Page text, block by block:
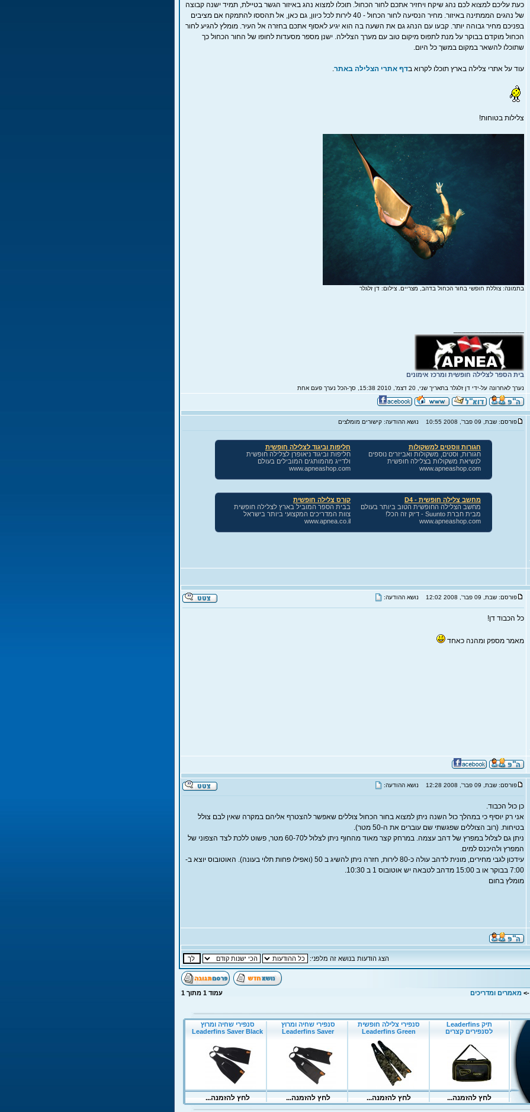
כעת עליכם למצוא לכם נהג שיקח ויחזיר אתכם לחור הכחול. תוכלו למצוא נהג באיזור הגשר בטיילת, תמיד ישנה קבוצה
של נהגים הממתינה באיזור. מחיר הנסיעה לחור הכחול - 40 לירות לכל כיוון, גם כאן, אל תהססו להתמקח אם מציבים
בפניכם מחיר גבוהה יותר. קבעו עם הנהג גם את השעה בה הוא יגיע לאסוף אתכם בחזרה אל העיר. מומלץ להגיע לחור
הכחול מוקדם בבוקר על מנת לתפוס מיקום טוב עם מערך הצלילה. ישנן מספר מסעדות לחופו של החור הכחול כך
שתוכלו להשאר במקום במשך כל היום.
עוד על אתרי צלילה בארץ תוכלו לקרוא בדף אתרי הצלילה באתר.
צלילות בטוחות!
בתמונה: צוללת חופשי בחור הכחול בדהב, מצריים. צילום: דן זלגלר
בית הספר לצלילה חופשית ומרכז אימונים
נערך לאחרונה על-ידי דן זלגלר בתאריך שני, 20 דצמ', 2010 15:38, סך-הכל נערך פעם אחת
פורסם: שבת, 09 פבר', 2008 10:55 נושא ההודעה: קישורים מומלצים
פורסם: שבת, 09 פבר', 2008 12:02 נושא ההודעה:
כל הכבוד דן!
מאמר מספק ומהנה כאחד
פורסם: שבת, 09 פבר', 2008 12:28 נושא ההודעה:
כן כול הכבוד.
אני רק יוסיף כי במהלך כול השנה ניתן למצוא בחור הכחול צוללים שאפשר להצטרף אליהם במקרה שאין לבם צולל
בטיחות. (רוב הצוללים שפגשתי שם עוברים את ה-50 מטר).
ניתן גם לצלול במפרץ של דהב עצמה. במרחק קצר מאוד מהחוף ניתן לצלול ל60-70 מטר, פשוט ללכת לצד הצפוני של
המפרץ ולהיכנס למים.
עידכון לגבי מחירים, מונית לדהב עולה כ-80 לירות, חזרה ניתן להשיג ב 50 (ואפילו פחות תלוי בעונה). האוטובוס יוצא ב-
7:00 בבוקר או ב 15:00 מדהב לטבאה יש אוטובוס 1 ב 10:30.
מומלץ בחום
הצג הודעות בנושא זה מלפני:
-> מאמרים ומדריכים עמוד 1 מתוך 1